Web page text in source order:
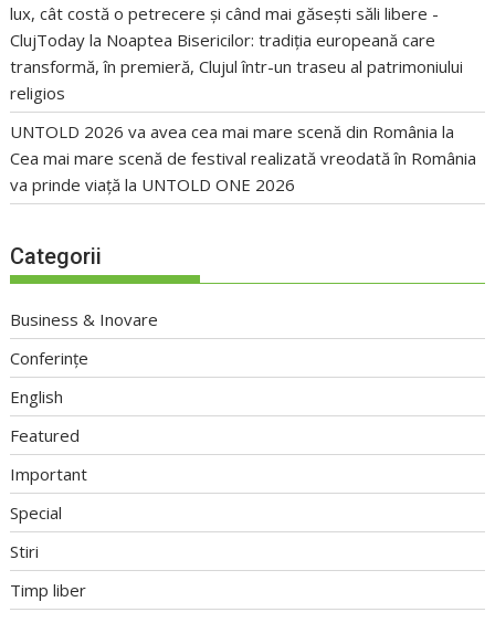
lux, cât costă o petrecere și când mai găsești săli libere -
ClujToday la Noaptea Bisericilor: tradiția europeană care
transformă, în premieră, Clujul într-un traseu al patrimoniului
religios
UNTOLD 2026 va avea cea mai mare scenă din România la
Cea mai mare scenă de festival realizată vreodată în România
va prinde viață la UNTOLD ONE 2026
Categorii
Business & Inovare
Conferințe
English
Featured
Important
Special
Stiri
Timp liber